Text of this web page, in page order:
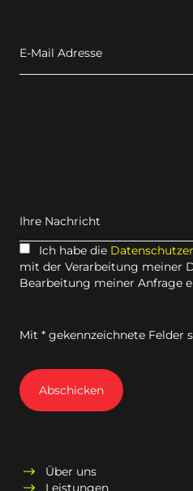
E-Mail Adresse
Ihre Nachricht
Ich habe die
mit der Verarbeitung meiner
Bearbeitung meiner Anfrage
Mit * gekennzeichnete Felder
Abschicken
Über uns
Leistungen